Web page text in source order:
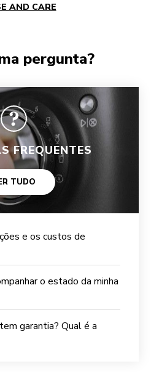
AND CARE
pergunta?
FREQUENTES
TUDO
e os custos de
o estado da minha
garantia? Qual é a